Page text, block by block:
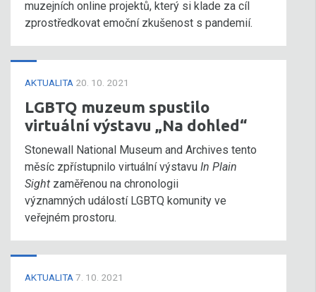
muzejních online projektů, který si klade za cíl
zprostředkovat emoční zkušenost s pandemií.
AKTUALITA 20. 10. 2021
LGBTQ muzeum spustilo
virtuální výstavu „Na dohled“
Stonewall National Museum and Archives tento
měsíc zpřístupnilo virtuální výstavu In Plain
Sight zaměřenou na chronologii
významných událostí LGBTQ komunity ve
veřejném prostoru.
AKTUALITA 7. 10. 2021